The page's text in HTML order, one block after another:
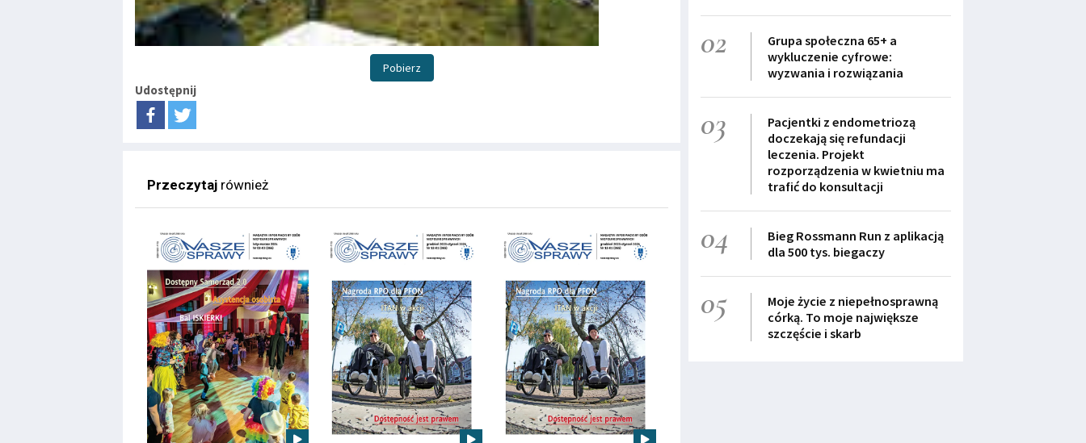
Pobierz
Udostępnij
Przeczytaj również
02
Grupa społeczna 65+ a
wykluczenie cyfrowe:
wyzwania i rozwiązania
03
Pacjentki z endometriozą
doczekają się refundacji
leczenia. Projekt
rozporządzenia w kwietniu ma
trafić do konsultacji
04
Bieg Rossmann Run z aplikacją
dla 500 tys. biegaczy
05
Moje życie z niepełnosprawną
córką. To moje największe
szczęście i skarb